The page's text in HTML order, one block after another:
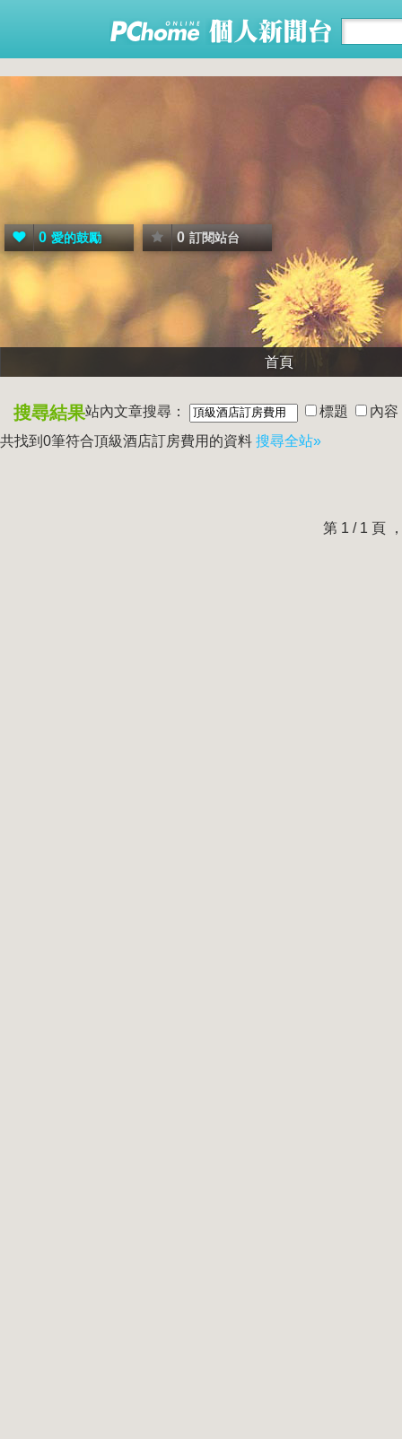
0 愛的鼓勵 0 訂閱站台
首頁
搜尋結果站內文章搜尋： 標題
內容
共找到0筆符合頂級酒店訂房費用 的資料 搜尋全站»
第 1 / 1